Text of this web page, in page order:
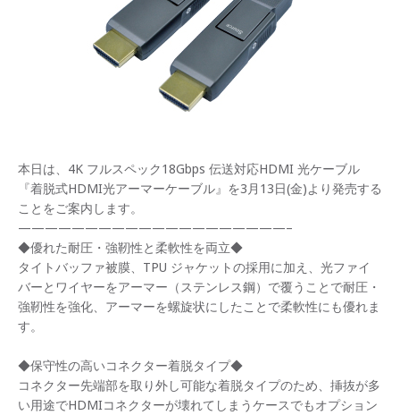
本日は、4K フルスペック18Gbps 伝送対応HDMI 光ケーブル
『着脱式HDMI光アーマーケーブル』を3月13日(金)より発売する
ことをご案内します。
————————————————————–
◆優れた耐圧・強靭性と柔軟性を両立◆
タイトバッファ被膜、TPU ジャケットの採用に加え、光ファイ
バーとワイヤーをアーマー（ステンレス鋼）で覆うことで耐圧・
強靭性を強化、アーマーを螺旋状にしたことで柔軟性にも優れま
す。
◆保守性の高いコネクター着脱タイプ◆
コネクター先端部を取り外し可能な着脱タイプのため、挿抜が多
い用途でHDMIコネクターが壊れてしまうケースでもオプション